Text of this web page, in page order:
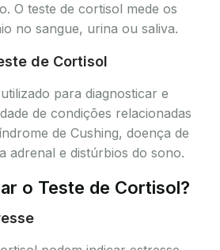
O teste de cortisol mede os
no sangue, urina ou saliva.
de Cortisol
para diagnosticar e
de condições relacionadas
de Cushing, doença de
adrenal e distúrbios do sono.
o Teste de Cortisol?